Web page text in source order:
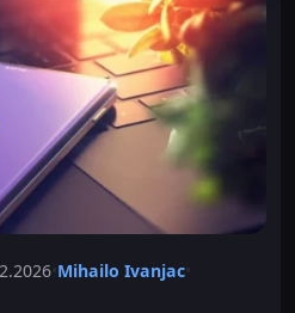
Mihailo Ivanjac